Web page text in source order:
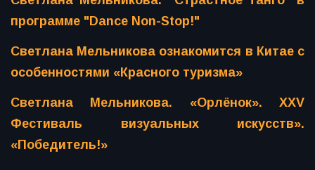
программе "Dance Non-Stop!"
Светлана Мельникова ознакомится в Китае с
особенностями «Красного туризма»
Светлана Мельникова. «Орлёнок». XXV
Фестиваль визуальных искусств».
«Победитель!»